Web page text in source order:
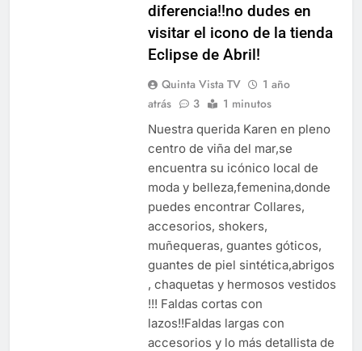
diferencia!!no dudes en
visitar el icono de la tienda
Eclipse de Abril!
Quinta Vista TV
1 año
atrás
3 1 minutos
Nuestra querida Karen en pleno
centro de viña del mar,se
encuentra su icónico local de
moda y belleza,femenina,donde
puedes encontrar Collares,
accesorios, shokers,
muñequeras, guantes góticos,
guantes de piel sintética,abrigos
, chaquetas y hermosos vestidos
!!! Faldas cortas con
lazos!!Faldas largas con
accesorios y lo más detallista de